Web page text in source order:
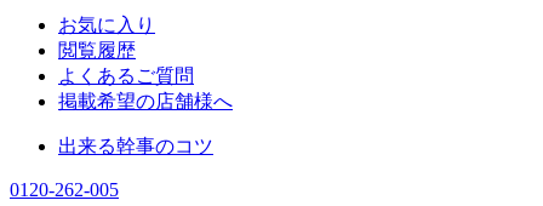
お気に入り
閲覧履歴
よくあるご質問
掲載希望の店舗様へ
出来る幹事のコツ
0120-262-005